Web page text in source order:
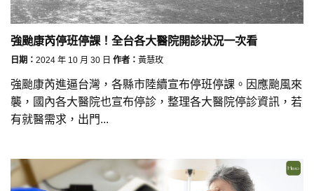
強颱康芮停班停課！全台各大醫院開診狀況一次看
日期： 2024 年 10 月 30 日 作者： 黃慧玫
強颱康芮進逼台灣，各縣市陸續宣布停班停課。因應颱風來
襲，國內各大醫院也宣布停診，整理各大醫院停診資訊，若
有就醫需求，出門...